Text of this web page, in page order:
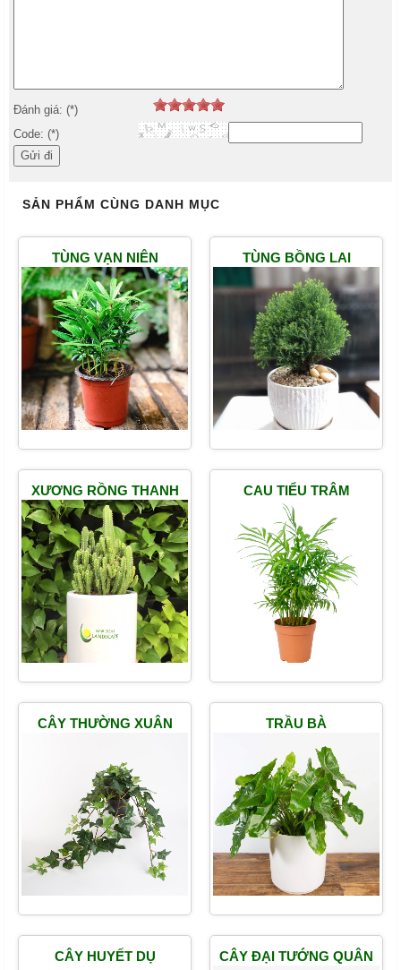
Đánh giá: (*)
Code: (*)
SẢN PHẨM CÙNG DANH MỤC
TÙNG VẠN NIÊN TÙNG BỒNG LAI
XƯƠNG RỒNG THANH
SƠN
CAU TIỂU TRÂM
CÂY THƯỜNG XUÂN TRẦU BÀ
PHILODENDRON BURLE
MARX
CÂY HUYẾT DỤ CÂY ĐẠI TƯỚNG QUÂN